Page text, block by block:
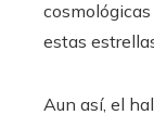
estas
Aun así, el